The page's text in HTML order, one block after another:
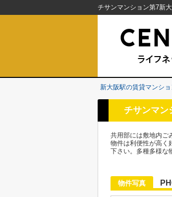
新大阪駅の賃貸マンシ
チサンマン
共用部には敷地内ご
物件は利便性が高く
下さい。多種多様な
物件写真